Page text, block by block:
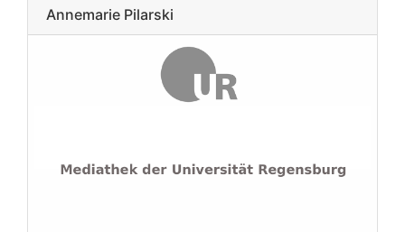
Annemarie Pilarski